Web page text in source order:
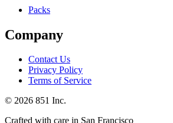
Packs
Company
Contact Us
Privacy Policy
Terms of Service
© 2026 851 Inc.
Crafted with care in San Francisco